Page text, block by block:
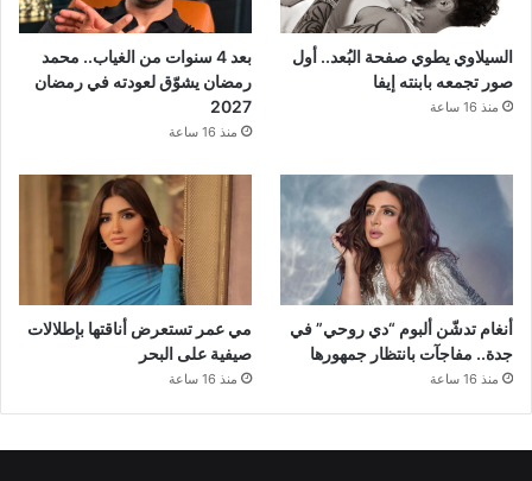
السيلاوي يطوي صفحة البُعد.. أول
صور تجمعه بابنته إيفا
منذ 16 ساعة
بعد 4 سنوات من الغياب.. محمد
رمضان يشوّق لعودته في رمضان
2027
منذ 16 ساعة
أنغام تدشّن ألبوم “دي روحي” في
جدة.. مفاجآت بانتظار جمهورها
منذ 16 ساعة
مي عمر تستعرض أناقتها بإطلالات
صيفية على البحر
منذ 16 ساعة